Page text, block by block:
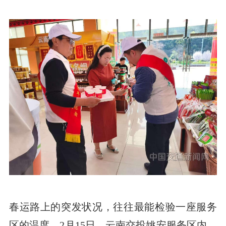
春运路上的突发状况，往往最能检验一座服务